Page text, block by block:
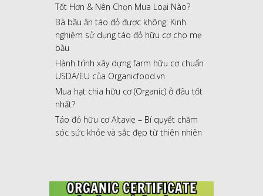
Tốt Hơn & Nên Chọn Mua Loại Nào?
Bà bầu ăn táo đỏ được không: Kinh
nghiệm sử dụng táo đỏ hữu cơ cho mẹ
bầu
Hành trình xây dựng farm hữu cơ chuẩn
USDA/EU của Organicfood.vn
Mua hạt chia hữu cơ (Organic) ở đâu tốt
nhất?
Táo đỏ hữu cơ Altavie – Bí quyết chăm
sóc sức khỏe và sắc đẹp từ thiên nhiên